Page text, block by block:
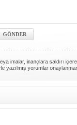
imalar, inançlara saldırı
yazılmış yorumlar